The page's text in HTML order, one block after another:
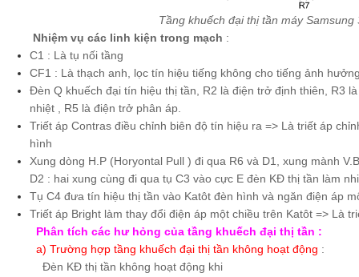
Tầng khuếch đại thị tần máy Samsung
Nhiệm vụ các linh kiện trong mạch :
C1 : Là tụ nối tầng
CF1 : Là thạch anh, lọc tín hiệu tiếng không cho tiếng ảnh
Đèn Q khuếch đại tín hiệu thị tần, R2 là điện trở định thiên, R3
nhiệt , R5 là điện trở phân áp.
Triết áp Contras điều chỉnh biên độ tín hiệu ra => Là triết áp
hình
Xung dòng H.P (Horyontal Pull ) đi qua R6 và D1, xung mành
D2 : hai xung cùng đi qua tụ C3 vào cực E đèn KĐ thị tần làm
Tụ C4 đưa tín hiệu thị tần vào Katôt đèn hình và ngăn điện áp
Triết áp Bright làm thay đổi điện áp một chiều trên Katôt => Là
Phân tích các hư hỏng của tầng khuếch đại thị tần :
a) Trường hợp tầng khuếch đại thị tần không hoạt động :
Đèn KĐ thị tần không hoạt động khi